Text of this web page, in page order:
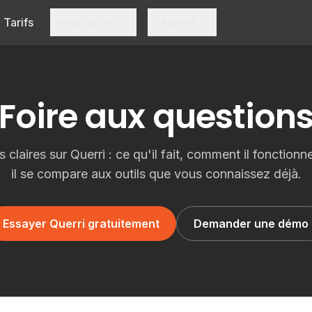
Tarifs
Foire aux
claires sur Querri : ce qu'il fait, comment il
il se compare aux outils que vous connaissez déjà.
Essayer Querri gratuitement Demander une démo